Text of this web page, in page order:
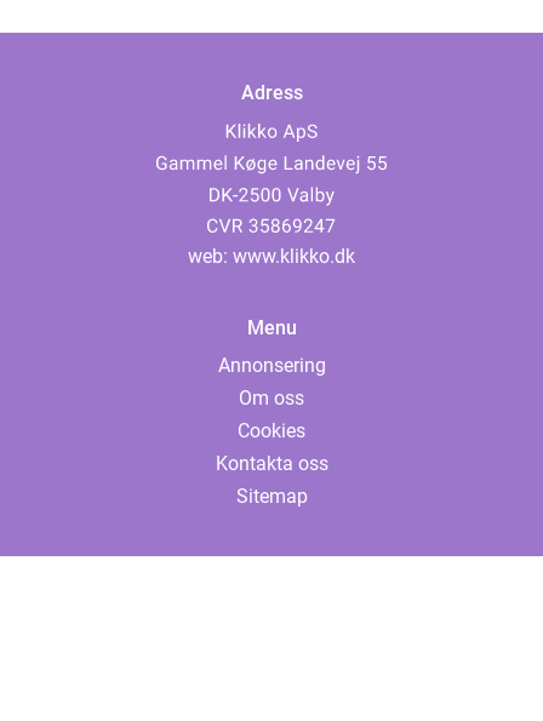
Adress
web: www.klikko.dk
Menu
Annonsering
Om oss
Cookies
Kontakta oss
Sitemap